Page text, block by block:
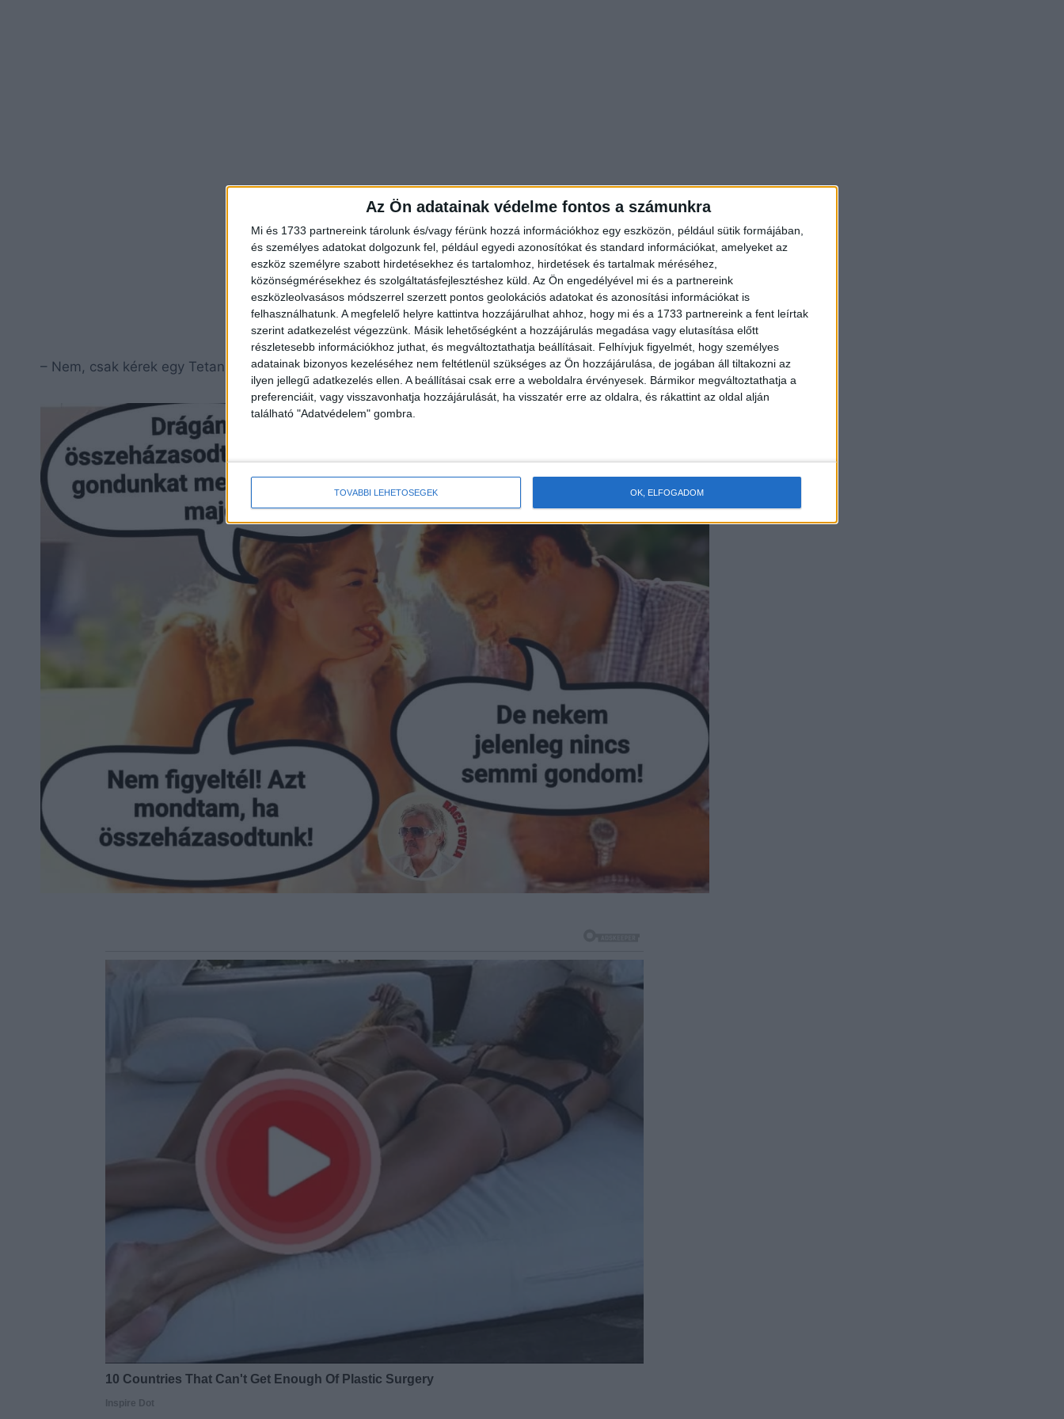
Az Ön adatainak védelme fontos a számunkra
Mi és 1733 partnereink tárolunk és/vagy férünk hozzá információkhoz egy eszközön, például sütik formájában,
és személyes adatokat dolgozunk fel, például egyedi azonosítókat és standard információkat, amelyeket az
eszköz személyre szabott hirdetésekhez és tartalomhoz, hirdetések és tartalmak méréséhez,
közönségmérésekhez és szolgáltatásfejlesztéshez küld. Az Ön engedélyével mi és a partnereink
eszközleolvasásos módszerrel szerzett pontos geolokációs adatokat és azonosítási információkat is
felhasználhatunk. A megfelelő helyre kattintva hozzájárulhat ahhoz, hogy mi és a 1733 partnereink a fent leírtak
szerint adatkezelést végezzünk. Másik lehetőségként a hozzájárulás megadása vagy elutasítása előtt
részletesebb információkhoz juthat, és megváltoztathatja beállításait. Felhívjuk figyelmét, hogy személyes
adatainak bizonyos kezeléséhez nem feltétlenül szükséges az Ön hozzájárulása, de jogában áll tiltakozni az
ilyen jellegű adatkezelés ellen. A beállításai csak erre a weboldalra érvényesek. Bármikor megváltoztathatja a
preferenciáit, vagy visszavonhatja hozzájárulását, ha visszatér erre az oldalra, és rákattint az oldal alján
található "Adatvédelem" gombra.
TOVÁBBI LEHETŐSÉGEK OK, ELFOGADOM
– Nem, csak kérek egy Tetanusz-oltást, ha előveszed azt a régi, rozsdás szerszámot.